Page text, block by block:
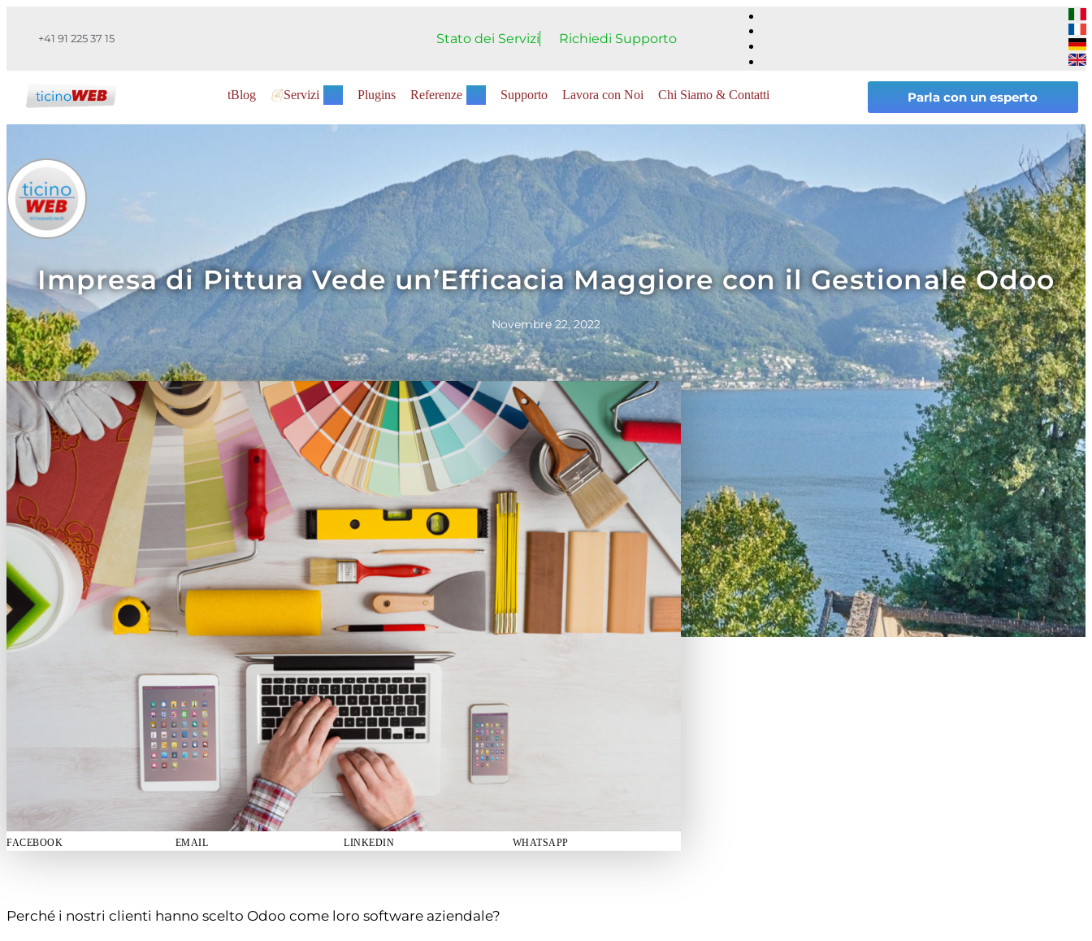
+41 91 225 37 15 Stato dei Servizi Richiedi Supporto
tBlog Servizi Plugins Referenze Supporto Lavora con Noi Chi Siamo & Contatti Parla con un esperto
Impresa di Pittura Vede un’Efficacia Maggiore con il Gestionale Odoo
Novembre 22, 2022
FACEBOOK EMAIL LINKEDIN WHATSAPP
Perché i nostri clienti hanno scelto Odoo come loro software aziendale?